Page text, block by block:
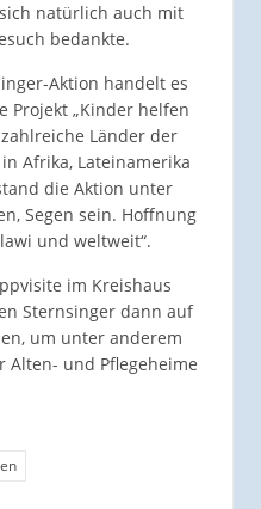
natürlich auch mit
bedankte.
Aktion handelt es
Projekt „Kinder helfen
Länder der
Afrika, Lateinamerika
die Aktion unter
Segen sein. Hoffnung
und weltweit“.
im Kreishaus
Sternsinger dann auf
um unter anderem
Alten- und Pflegeheime